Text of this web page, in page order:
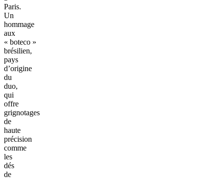
Paris.
Un
hommage
aux
« boteco »
brésilien,
pays
d’origine
du
duo,
qui
offre
grignotages
de
haute
précision
comme
les
dés
de